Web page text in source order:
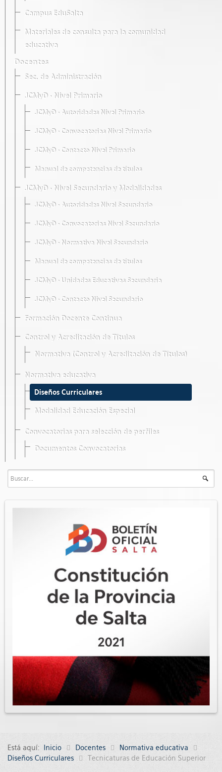
Campus EduSalta
Materiales de consulta para la comunidad
educativa
Docentes
Sec. de Administración
JCMyD · Nivel Primario
JCMyD · Autoridades Nivel Primario
JCMyD · Convocatorias Nivel Primario
JCMyD · Contacto Nivel Primario
Manual de competencias de títulos
JCMyD · Nivel Secundario y Modalidades
JCMyD · Autoridades Nivel Secundario
JCMyD · Convocatorias Nivel Secundario
JCMyD · Normativa Nivel Secundario
Manual de competencias de títulos
JCMyD · Unidades Educativas Secundaria
JCMyD · Contacto Nivel Secundario
Formación Docente Continua
Control y Acreditación de Títulos
Normativa (Control y Acreditación de Títulos)
Normativa educativa
Diseños Curriculares
Modalidad Educación Especial
Convocatorias para selección de perfiles
Documentos Convocatorias
Está aquí: Inicio Docentes
Normativa educativa
Diseños Curriculares
Tecnicaturas de Educación Superior